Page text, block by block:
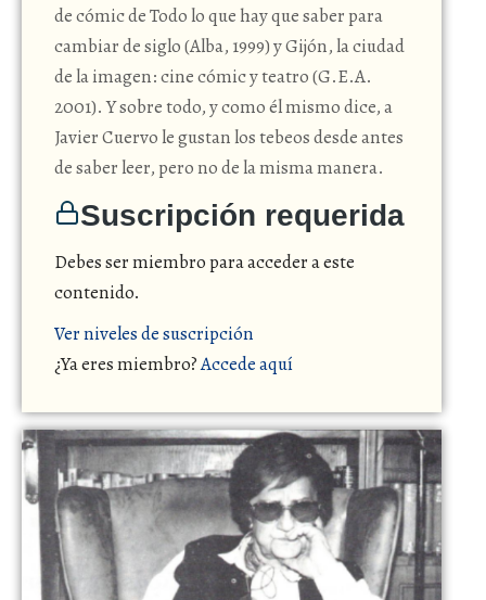
de cómic de Todo lo que hay que saber para
cambiar de siglo (Alba, 1999) y Gijón, la ciudad
de la imagen: cine cómic y teatro (G.E.A.
2001). Y sobre todo, y como él mismo dice, a
Javier Cuervo le gustan los tebeos desde antes
de saber leer, pero no de la misma manera.
Suscripción requerida
Debes ser miembro para acceder a este
contenido.
Ver niveles de suscripción
¿Ya eres miembro?Accede aquí